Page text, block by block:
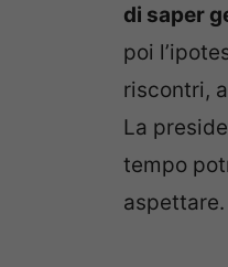
di saper
poi
riscontri,
La
tempo
aspettare.